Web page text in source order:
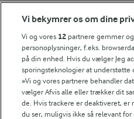
plastik eller film. Kom
springformen.
Vaniljefromage
Læg husblassen i blød i
Rør flødeosten
creme fraiche,
Vi bekymrer os om dine
Vi og vores 12 partnere gemmer
personoplysninger, f.eks.
på din enhed. Hvis du vælger Jeg
sporingsteknologier at understøtte
»Vi og vores partnere behandler
vælger Afvis alle eller trækker dit
de. Hvis trackere er deaktiveret,
du ser, muligvis ikke så relevant